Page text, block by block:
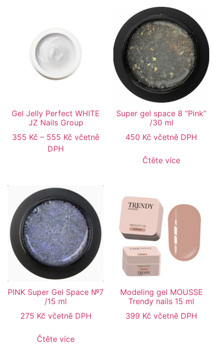
Gel Jelly Perfect WHITE
JZ Nails Group
355 Kč – 555 Kč včetně
DPH
Super gel space 8 “Pink”
/30 ml
450 Kč včetně DPH
Čtěte více
PINK Super Gel Space №7
/15 ml
275 Kč včetně DPH
Čtěte více
Modeling gel MOUSSE
Trendy nails 15 ml
399 Kč včetně DPH